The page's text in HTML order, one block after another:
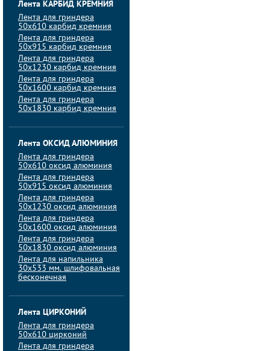
Лента КАРБИД КРЕМНИЯ
Лента для гриндера
50х610 карбид кремния
Лента для гриндера
50х915 карбид кремния
Лента для гриндера
50х1230 карбид кремния
Лента для гриндера
50х1600 карбид кремния
Лента для гриндера
50х1830 карбид кремния
Лента ОКСИД АЛЮМИНИЯ
Лента для гриндера
50х610 оксид алюминия
Лента для гриндера
50х915 оксид алюминия
Лента для гриндера
50х1230 оксид алюминия
Лента для гриндера
50х1600 оксид алюминия
Лента для гриндера
50х1830 оксид алюминия
Лента для напильника
30х533 мм. шлифовальная
бесконечная
Лента ЦИРКОНИЙ
Лента для гриндера
50х610 цирконий
Лента для гриндера